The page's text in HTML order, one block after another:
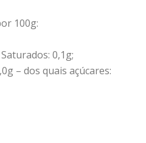
100g:
0,1g;
– dos quais açúcares: